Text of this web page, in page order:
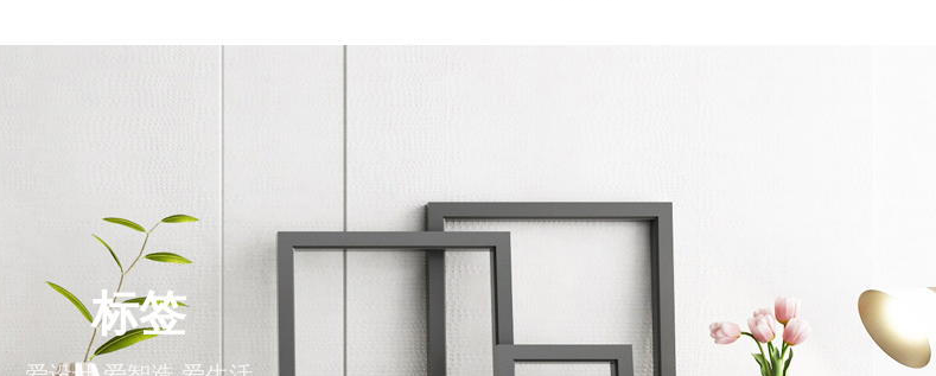
标签